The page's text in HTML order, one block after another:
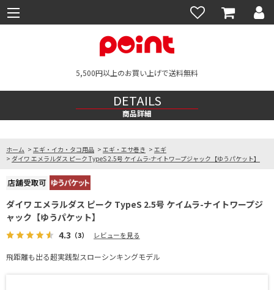
5,500円以上のお買い上げで送料無料
DETAILS
商品詳細
ホーム > エギ・イカ・タコ用品 > エギ・エサ巻き > エギ
> ダイワ エメラルダス ピーク TypeS 2.5号 ケイムラ-ナイトワープジャック【ゆうパケット】
ダイワ エメラルダス ピーク TypeS 2.5号 ケイムラ-ナイトワープジ
ャック【ゆうパケット】
4.3 （3） レビューを見る
飛距離も出る超実践型スローシンキングモデル